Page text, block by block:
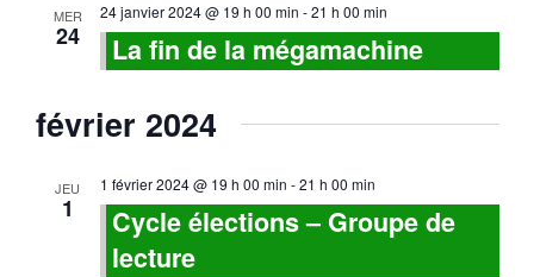
MER
24
24 janvier 2024 @ 19 h 00 min -21 h 00 min
La fin de la mégamachine
février 2024
JEU
1
1 février 2024 @ 19 h 00 min -21 h 00 min
Cycle élections – Groupe de
lecture